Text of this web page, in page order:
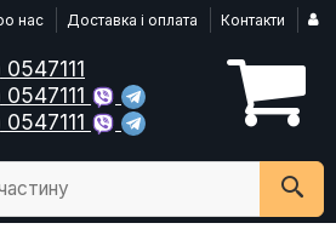
нас Доставка і оплата Контакти
0547111
0547111
0547111